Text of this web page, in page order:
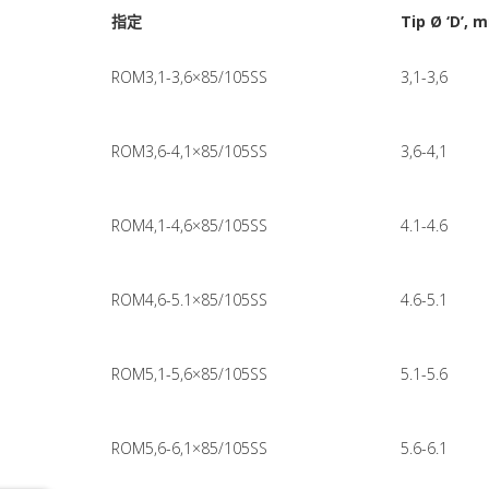
指定 Tip Ø ‘D’,
ROM3,1-3,6×85/105SS 3,1-3,6
ROM3,6-4,1×85/105SS 3,6-4,1
ROM4,1-4,6×85/105SS 4.1-4.6
ROM4,6-5.1×85/105SS 4.6-5.1
ROM5,1-5,6×85/105SS 5.1-5.6
ROM5,6-6,1×85/105SS 5.6-6.1